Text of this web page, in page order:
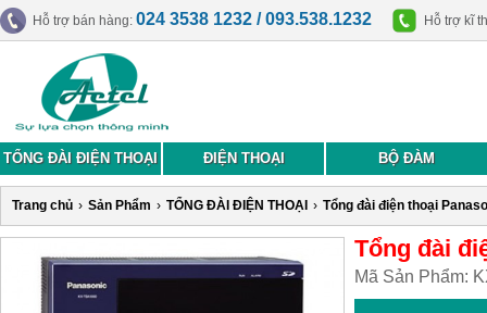
Hỗ trợ bán hàng: 024 3538 1232 / 093.538.1232 Hỗ trợ kĩ
TỔNG ĐÀI ĐIỆN THOẠI ĐIỆN THOẠI BỘ ĐÀM
Trang chủ › Sản Phẩm › TỔNG ĐÀI ĐIỆN THOẠI › Tổng đài điện thoại
Tổng đài
Mã Sản Phẩm: